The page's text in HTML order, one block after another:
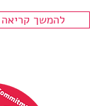
להמשך קריאה